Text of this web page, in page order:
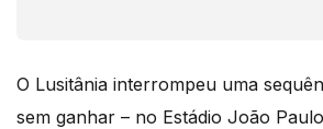
O Lusitânia interrompeu uma
sem ganhar – no Estádio João